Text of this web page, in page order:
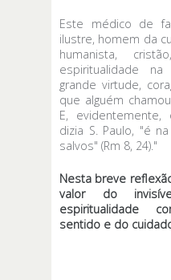
Este médico de
ilustre, homem da
humanista,
espiritualidade
grande virtude,
que alguém
E, evidentemente,
dizia S. Paulo, "é
salvos" (Rm 8, 24)."
Nesta breve
valor do
espiritualidade
sentido e do